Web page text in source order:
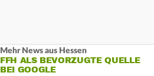
Mehr News aus Hessen
FFH ALS BEVORZUGTE QUELLE
BEI GOOGLE